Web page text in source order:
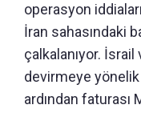
operasyon
İran sahasındaki
çalkalanıyor.
devirmeye yönelik
ardından